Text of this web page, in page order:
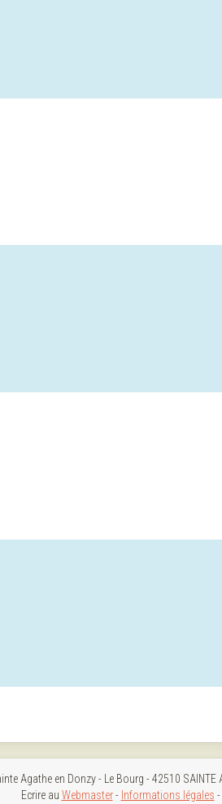
Agathe en Donzy - Le Bourg - 42510 SAINTE
Ecrire au Webmaster- Informations légales